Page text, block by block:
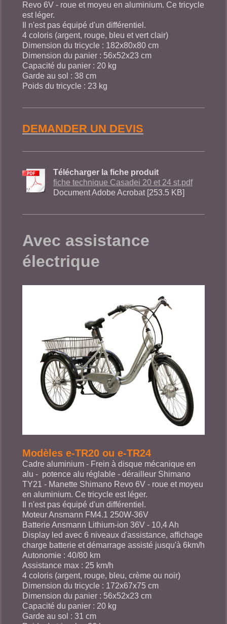
Revo 6V - roue et moyeu en aluminium. Ce tricycle
est léger.
Il n'est pas équipé d'un différentiel.
4 coloris (argent, rouge, bleu et vert clair)
Dimension du tricycle : 182x80x80 cm
Dimension du panier : 56x52x23 cm
Capacité du panier : 20 kg
Garde au sol : 38 cm
Poids du tricycle : 23 kg
DEMANDER UN DEVIS
Télécharger la fiche produit
fiche technique Casadei 20 et 24 st.pdf
Document Adobe Acrobat [253.5 KB]
Avec assistance
électrique
Modèles e-TR20 ou e-TR24
Cadre aluminium - Frein à disque mécanique en
alu - potence alu réglable - dérailleur Shimano
TY21 - Manette Shimano Revo 6V - roue et moyeu
en aluminium. Ce tricycle est léger.
Il n'est pas équipé d'un différentiel.
Moteur Ansmann FM4.1 250W-36V
Batterie Ansmann Lithium-ion 36V - 10,4 Ah
Display led avec 6 niveaux d'assistance, affichage
charge batterie et démarrage assisté jusqu'à 6km/h
Autonomie : 40/80 km
Assistance max : 25 km/h
4 coloris (argent, rouge, bleu, crème ou noir)
Dimension du tricycle : 172x67x75 cm
Dimension du panier : 56x52x23 cm
Capacité du panier : 20 kg
Garde au sol : 31 cm